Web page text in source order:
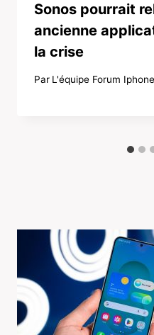
Sonos pourrait
ancienne
la crise
Par L'équipe Forum Iphone